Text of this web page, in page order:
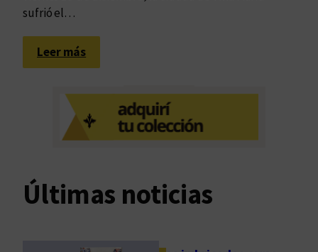
sufrió el…
Leer más:
A
ó
s
u
i
Últimas noticias